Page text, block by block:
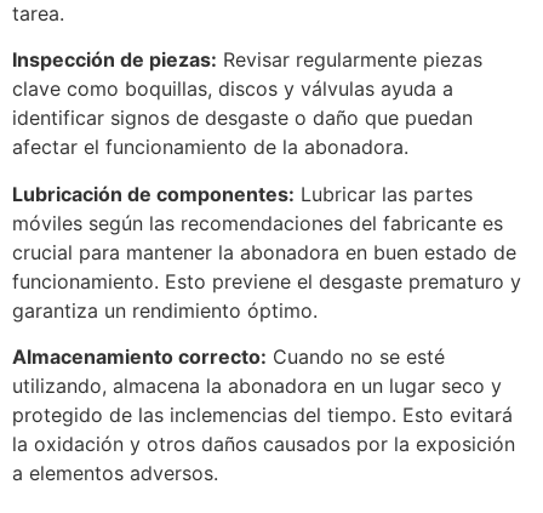
tarea.
Inspección de piezas: Revisar regularmente piezas
clave como boquillas, discos y válvulas ayuda a
identificar signos de desgaste o daño que puedan
afectar el funcionamiento de la abonadora.
Lubricación de componentes: Lubricar las partes
móviles según las recomendaciones del fabricante es
crucial para mantener la abonadora en buen estado de
funcionamiento. Esto previene el desgaste prematuro y
garantiza un rendimiento óptimo.
Almacenamiento correcto: Cuando no se esté
utilizando, almacena la abonadora en un lugar seco y
protegido de las inclemencias del tiempo. Esto evitará
la oxidación y otros daños causados por la exposición
a elementos adversos.